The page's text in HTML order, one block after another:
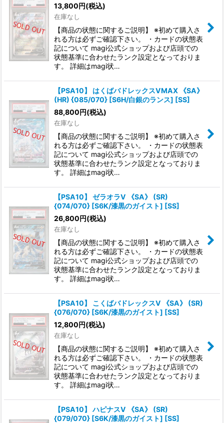
13,800円(税込)
在庫なし
【商品の状態に関するご説明】 ※初めて購入さ
れる方は必ずご確認下さい。 ・カードの状態表
記について magi公式ショップおよび店頭での
状態基準に合わせたランク設定となっておりま
す。 詳細はmagi状…
【PSA10】 はくばバドレックスVMAX 《SA》
(HR) {085/070} [S6H/白銀のランス] [SS]
88,800円(税込)
在庫なし
【商品の状態に関するご説明】 ※初めて購入さ
れる方は必ずご確認下さい。 ・カードの状態表
記について magi公式ショップおよび店頭での
状態基準に合わせたランク設定となっておりま
す。 詳細はmagi状…
【PSA10】 ゼラオラV 《SA》 (SR)
{074/070} [S6K/漆黒のガイスト] [SS]
26,800円(税込)
在庫なし
【商品の状態に関するご説明】 ※初めて購入さ
れる方は必ずご確認下さい。 ・カードの状態表
記について magi公式ショップおよび店頭での
状態基準に合わせたランク設定となっておりま
す。 詳細はmagi状…
【PSA10】 こくばバドレックスV 《SA》 (SR)
{076/070} [S6K/漆黒のガイスト] [SS]
12,800円(税込)
在庫なし
【商品の状態に関するご説明】 ※初めて購入さ
れる方は必ずご確認下さい。 ・カードの状態表
記について magi公式ショップおよび店頭での
状態基準に合わせたランク設定となっておりま
す。 詳細はmagi状…
【PSA10】 ハピナスV 《SA》 (SR)
{079/070} [S6K/漆黒のガイスト] [SS]